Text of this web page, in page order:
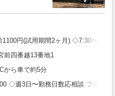
1100円(試用期間2ヶ月) ◇7:30〜9:00
前四番越13番地1
から車で約5分
◇週3日〜勤務日数応相談 フルタ